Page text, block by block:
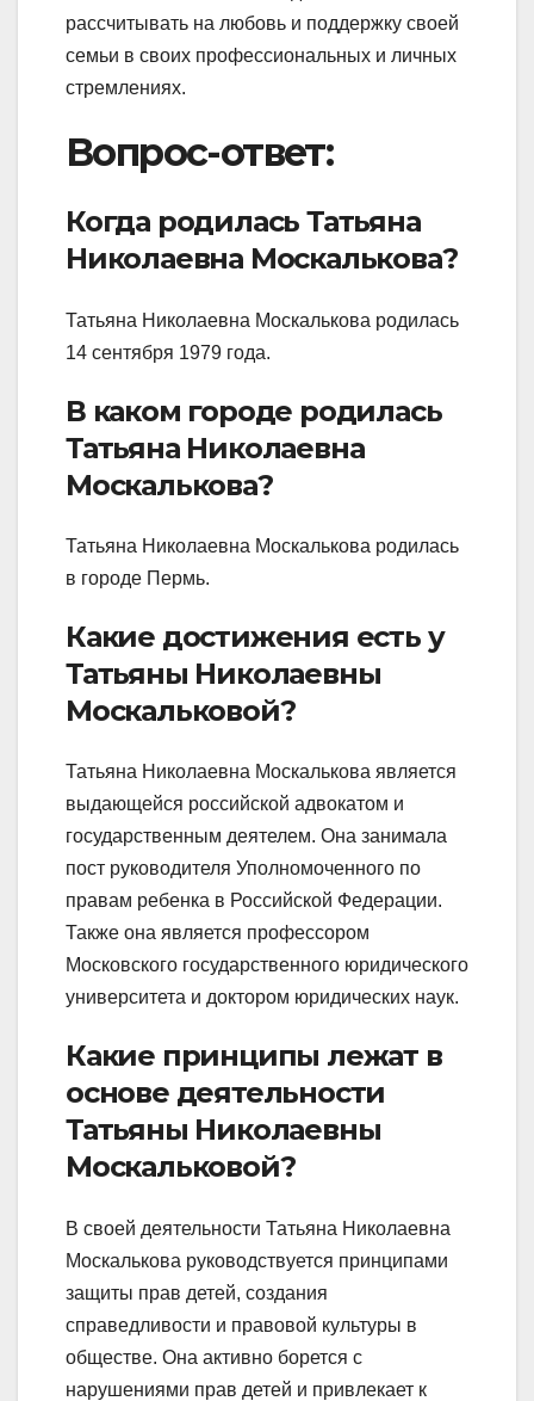
рассчитывать на любовь и поддержку своей
семьи в своих профессиональных и личных
стремлениях.
Вопрос-ответ:
Когда родилась Татьяна
Николаевна Москалькова?
Татьяна Николаевна Москалькова родилась
14 сентября 1979 года.
В каком городе родилась
Татьяна Николаевна
Москалькова?
Татьяна Николаевна Москалькова родилась
в городе Пермь.
Какие достижения есть у
Татьяны Николаевны
Москальковой?
Татьяна Николаевна Москалькова является
выдающейся российской адвокатом и
государственным деятелем. Она занимала
пост руководителя Уполномоченного по
правам ребенка в Российской Федерации.
Также она является профессором
Московского государственного юридического
университета и доктором юридических наук.
Какие принципы лежат в
основе деятельности
Татьяны Николаевны
Москальковой?
В своей деятельности Татьяна Николаевна
Москалькова руководствуется принципами
защиты прав детей, создания
справедливости и правовой культуры в
обществе. Она активно борется с
нарушениями прав детей и привлекает к